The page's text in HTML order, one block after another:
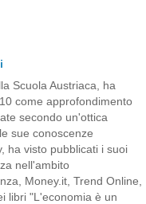
Scuola Austriaca, ha
come approfondimento
secondo un'ottica
sue conoscenze
ha visto pubblicati i suoi
nell'ambito
Money.it, Trend Online,
libri "L'economia è un